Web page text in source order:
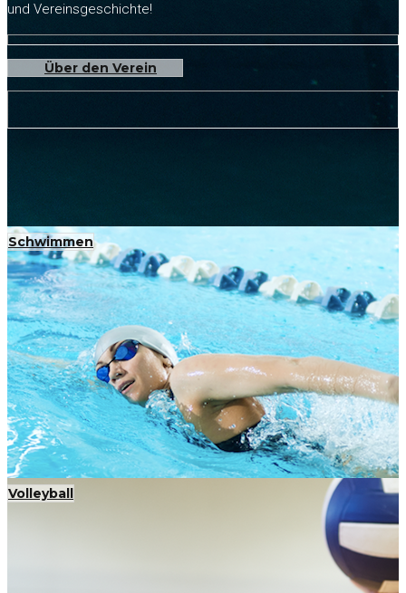
und Vereinsgeschichte!
Über den Verein
Schwimmen
Volleyball